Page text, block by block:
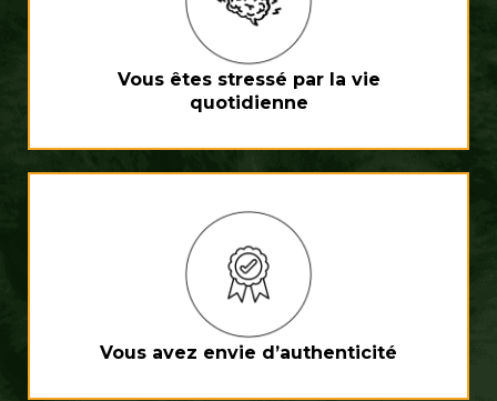
Vous êtes stressé par la vie
quotidienne
Vous avez envie d’authenticité